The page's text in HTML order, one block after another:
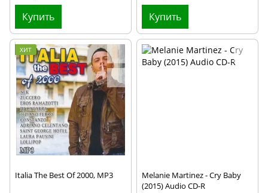
Купить Купить
ХИТ
Italia The Best Of 2000, MP3
Melanie Martinez - Cry Baby
(2015) Audio CD-R